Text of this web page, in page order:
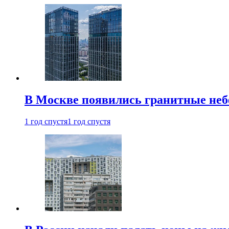
В Москве появились гранитные
1 год спустя1 год спустя